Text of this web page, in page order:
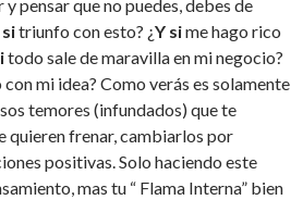
pensar que no puedes, debes de
sitriunfo con esto? ¿Y sime hago rico
todo sale de maravilla en mi negocio?
mi idea? Como verás es solamente
temores (infundados) que te
quieren frenar, cambiarlos por
positivas. Solo haciendo este
mas tu “ Flama Interna” bien